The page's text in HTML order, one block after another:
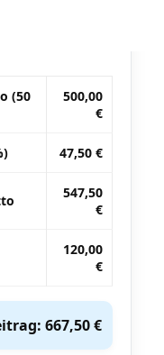
(50 %)
(50
500,00
€
47,50 €
547,50
€
120,00
€
667,50 €